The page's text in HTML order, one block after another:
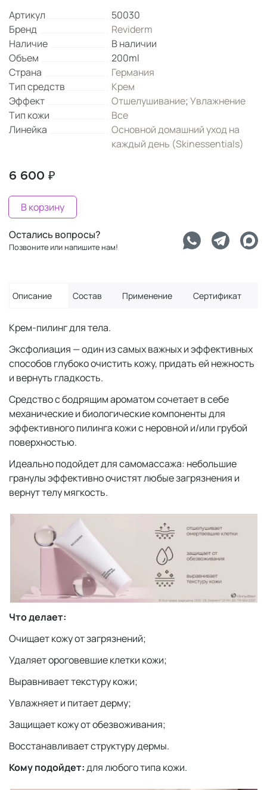
Артикул
50030
Бренд
Reviderm
Наличие
В наличии
Объем
200ml
Страна
Германия
Тип средств
Крем
Эффект
Отшелушивание;Увлажнение
Тип кожи
Все
Линейка
Основной домашний уход на
каждый день (Skinessentials)
6 600 ₽
В корзину
Остались вопросы?
Позвоните или напишите нам!
Описание Состав Применение Сертификат
Крем-пилинг для тела.
Эксфолиация — один из самых важных и эффективных
способов глубоко очистить кожу, придать ей нежность
и вернуть гладкость.
Средство с бодрящим ароматом сочетает в себе
механические и биологические компоненты для
эффективного пилинга кожи с неровной и/или грубой
поверхностью.
Идеально подойдет для самомассажа: небольшие
гранулы эффективно очистят любые загрязнения и
вернут телу мягкость.
Что делает:
Очищает кожу от загрязнений;
Удаляет ороговевшие клетки кожи;
Выравнивает текстуру кожи;
Увлажняет и питает дерму;
Защищает кожу от обезвоживания;
Восстанавливает структуру дермы.
Кому подойдет:для любого типа кожи.